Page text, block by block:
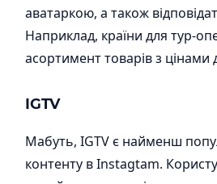
аватаркою, а також
Наприклад, країни для тур-
асортимент товарів з цінами
IGTV
Мабуть, IGTV є найменш
контенту в Instagtam.